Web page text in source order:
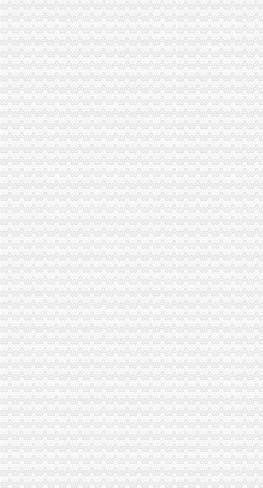
关于注销江苏润泽保险代理有限公司许可证的公告-中国保监会江苏监
代办注销分公司
【图】公司执照被吊销了会怎样用不用转为注销专业代办_北京公司注
代办公司注销|公司注册|代理记账-江西鑫源税务师事务所有限责任公司
代办北京公司注销吊销转注销分公司注销外资公司注销-吊销转注销-
分公司营业执照注销
信贷公司注销营业执照后仍“正常经营”多难监管_新浪新闻
价办理公司营业执照注销-广州58同城
专业代理记账、变更注销公司营业执照-南58同城
重庆注销税务
青岛开票-青岛票-青岛发票税务代理中心-
个体户税费却越来越高,可否只注销国税呀？_重庆包听|E都市
【58同城】青岛公司注销服务_公司注销代理_公司注销费用
重庆注销分公司
区国资中心：关闭注销区建设集团下属三家空壳子公司-部门动态-璧山
提质增效逆势增长重庆国企大力推进供给侧结构改革--重庆视窗--人
万盛经济技术开发区烟草专卖局2017年4月许可证注销况-重庆市烟
重庆分公司注销
重庆处置P2P违规业务_金融频道_财新网
贵12家不合格旅行社其经营许可证将被注销_房产资讯-贵房天下
因撤销重庆市市政委谭大辉的市政委主任职务自然终止-今日重庆-华龙网